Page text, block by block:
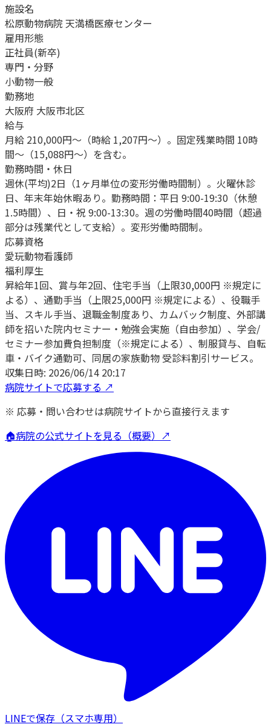
施設名
松原動物病院 天満橋医療センター
雇用形態
正社員(新卒)
専門・分野
小動物一般
勤務地
大阪府 大阪市北区
給与
月給 210,000円〜（時給 1,207円〜）。固定残業時間 10時
間〜（15,088円〜）を含む。
勤務時間・休日
週休(平均)2日（1ヶ月単位の変形労働時間制）。火曜休診
日、年末年始休暇あり。勤務時間：平日 9:00-19:30（休憩
1.5時間）、日・祝 9:00-13:30。週の労働時間40時間（超過
部分は残業代として支給）。変形労働時間制。
応募資格
愛玩動物看護師
福利厚生
昇給年1回、賞与年2回、住宅手当（上限30,000円 ※規定に
よる）、通勤手当（上限25,000円 ※規定による）、役職手
当、スキル手当、退職金制度あり、カムバック制度、外部講
師を招いた院内セミナー・勉強会実施（自由参加）、学会/
セミナー参加費負担制度（※規定による）、制服貸与、自転
車・バイク通勤可、同居の家族動物 受診料割引サービス。
収集日時: 2026/06/14 20:17
病院サイトで応募する ↗
※ 応募・問い合わせは病院サイトから直接行えます
🏠病院の公式サイトを見る（概要）↗
LINEで保存 （スマホ専用）